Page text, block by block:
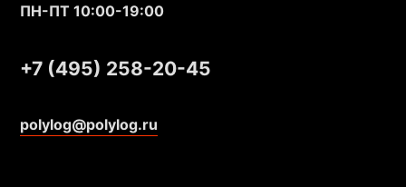
ПН-ПТ 10:00-19:00
+7 (495) 258-20-45
polylog@polylog.ru